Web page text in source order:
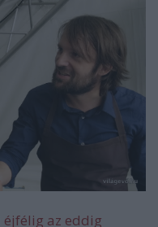
éjfélig az eddig